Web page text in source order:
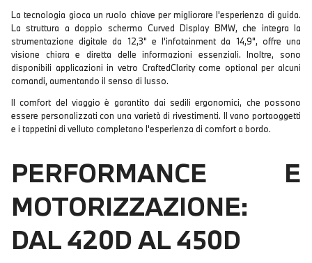
La tecnologia gioca un ruolo chiave per migliorare l'esperienza di guida.
La struttura a doppio schermo Curved Display BMW, che integra la
strumentazione digitale da 12,3" e l'infotainment da 14,9", offre una
visione chiara e diretta delle informazioni essenziali. Inoltre, sono
disponibili applicazioni in vetro CraftedClarity come optional per alcuni
comandi, aumentando il senso di lusso.
Il comfort del viaggio è garantito dai sedili ergonomici, che possono
essere personalizzati con una varietà di rivestimenti. Il vano portaoggetti
e i tappetini di velluto completano l'esperienza di comfort a bordo.
PERFORMANCE E
MOTORIZZAZIONE:
DAL 420D AL 450D